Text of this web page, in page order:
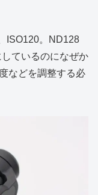
ISO120。ND128
ているのになぜか
などを調整する必